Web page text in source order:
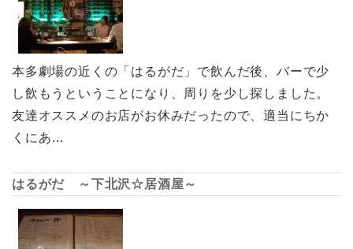
本多劇場の近くの「はるがだ」で飲んだ後、バーで少
し飲もうということになり、周りを少し探しました。
友達オススメのお店がお休みだったので、適当にちか
くにあ…
はるがだ ～下北沢☆居酒屋～